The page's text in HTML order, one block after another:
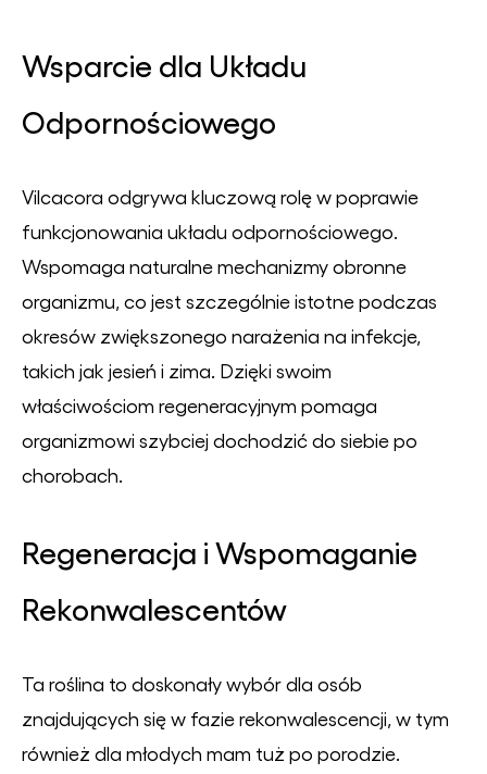
Wsparcie dla Układu
Odpornościowego
Vilcacora odgrywa kluczową rolę w poprawie
funkcjonowania układu odpornościowego.
Wspomaga naturalne mechanizmy obronne
organizmu, co jest szczególnie istotne podczas
okresów zwiększonego narażenia na infekcje,
takich jak jesień i zima. Dzięki swoim
właściwościom regeneracyjnym pomaga
organizmowi szybciej dochodzić do siebie po
chorobach.
Regeneracja i Wspomaganie
Rekonwalescentów
Ta roślina to doskonały wybór dla osób
znajdujących się w fazie rekonwalescencji, w tym
również dla młodych mam tuż po porodzie.